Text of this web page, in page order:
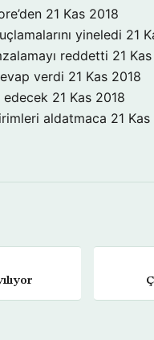
21 Kas 2018
yineledi 21
reddetti 21
verdi 21 Kas 2018
21 Kas 2018
aldatmaca 21